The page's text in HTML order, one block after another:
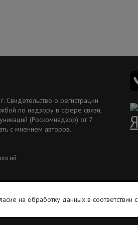
о регистрации
по надзору в сфере связи,
(Роскомнадзор) от 7
с мнением авторов.
экстремистскими и запрещены организации:
на обработку данных в соответствии с